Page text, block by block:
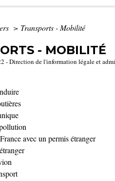
> Transports - Mobilité
- MOBILITÉ
- Direction de l'information légale et
avec un permis étranger